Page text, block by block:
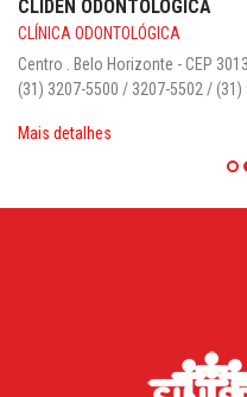
CLIDEN ODONTOLÓGICA
CLÍNICA ODONTOLÓGICA
Centro . Belo Horizonte - CEP
(31) 3207-5500 / 3207-5502 / (31)
Mais detalhes